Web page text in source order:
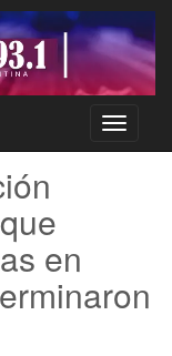
Toggle
en